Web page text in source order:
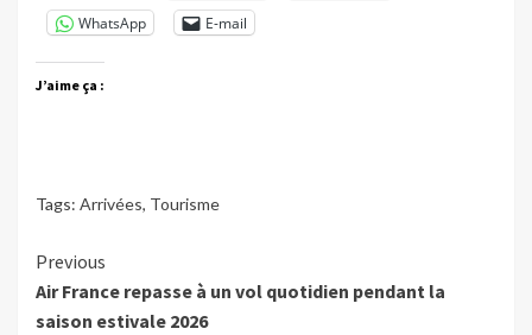
WhatsApp
E-mail
J’aime ça :
Tags: Arrivées, Tourisme
Continue
Reading
Previous
Air France repasse à un vol quotidien pendant la
saison estivale 2026